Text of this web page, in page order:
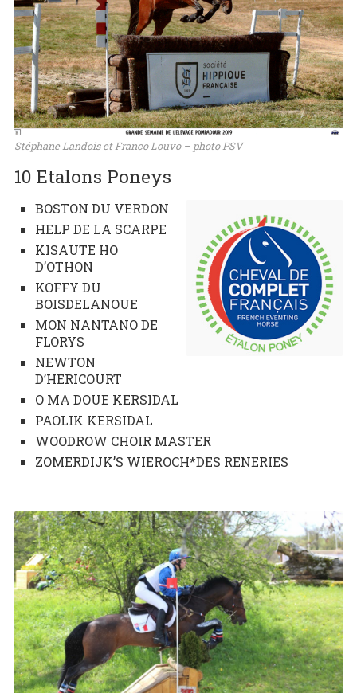
Stéphane Landois et Franco Louvo – photo PSV
10 Etalons Poneys
BOSTON DU VERDON
HELP DE LA SCARPE
KISAUTE HO
D’OTHON
KOFFY DU
BOISDELANOUE
MON NANTANO DE
FLORYS
NEWTON
D’HERICOURT
O MA DOUE KERSIDAL
PAOLIK KERSIDAL
WOODROW CHOIR MASTER
ZOMERDIJK’S WIEROCH*DES RENERIES